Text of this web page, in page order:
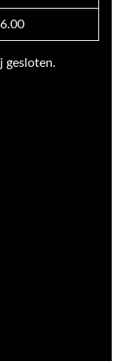
gesloten.